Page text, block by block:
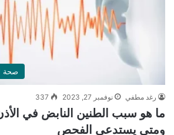
صحة
رغد مطفي نوفمبر 27, 2023 337
ما هو سبب الطنين النابض في
ومتى يستدعي الفحص